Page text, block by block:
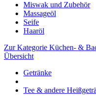
Miswak und Zubehör
Massageöl
Seife
Haaröl
Zur Kategorie Küchen- &
Übersicht
Getränke
Tee & andere